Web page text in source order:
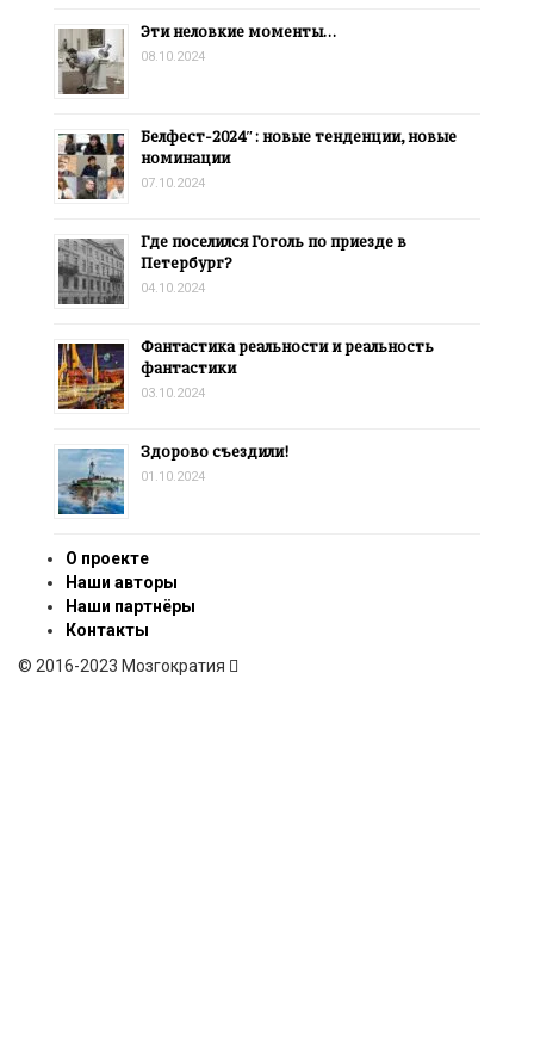
Эти неловкие моменты…
08.10.2024
Белфест-2024″: новые тенденции, новые
номинации
07.10.2024
Где поселился Гоголь по приезде в
Петербург?
04.10.2024
Фантастика реальности и реальность
фантастики
03.10.2024
Здорово съездили!
01.10.2024
О проекте
Наши авторы
Наши партнёры
Контакты
© 2016-2023 Мозгократия